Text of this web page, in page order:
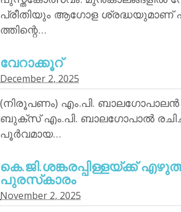
പ്രീതിയും ആഗോള ശ്രദ്ധയുമാണ്
ത്തിന്റെ…
വേറാക്കൂറ്
December 2, 2025
(നിരൂപണം) എം.പി. ബാലഗോപാലന്‍
ബുക്‌സ് എം.പി. ബാലഗോപാല്‍
പൂര്‍വമായ…
കെ.ജി.ശങ്കരപ്പിള്ളയ്ക്ക്
പുരസ്‌കാരം
November 2, 2025